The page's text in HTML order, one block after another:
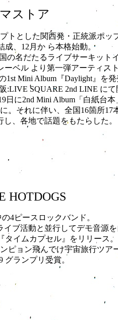
ストア
トとした関西発・正統派ポッ
成、12月か ら本格始動。
名だたるライブサーキット
ーベル より第一弾アーティス
Mini Album『Daylight』を発
SQUARE 2nd LINE にて
日に2nd Mini Album「白紙台本
。それに伴い、全国16箇所17
し、各地で話題をもたらした。
HOTDOGS
4ピースロックバンド。
ブ活動と並行してデモ音源を
タイムカプセル』をリリース。
ピョン飛んでけ宇宙旅行ツア
グランプリ受賞。